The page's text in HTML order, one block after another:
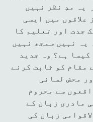
یہ مدِ نظر نہیں
میں ایسی
جدت اور تعلیم کا
یہ نہیں سمجھ نہیں
ہے؟ وہ جدید
مقام کو ثابت کرنے
محض لسانی
سے محروم
مادری زبان کے
زبان کی